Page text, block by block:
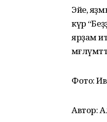
Эйе,
күрә
ярҙам
Фото:
Автор: